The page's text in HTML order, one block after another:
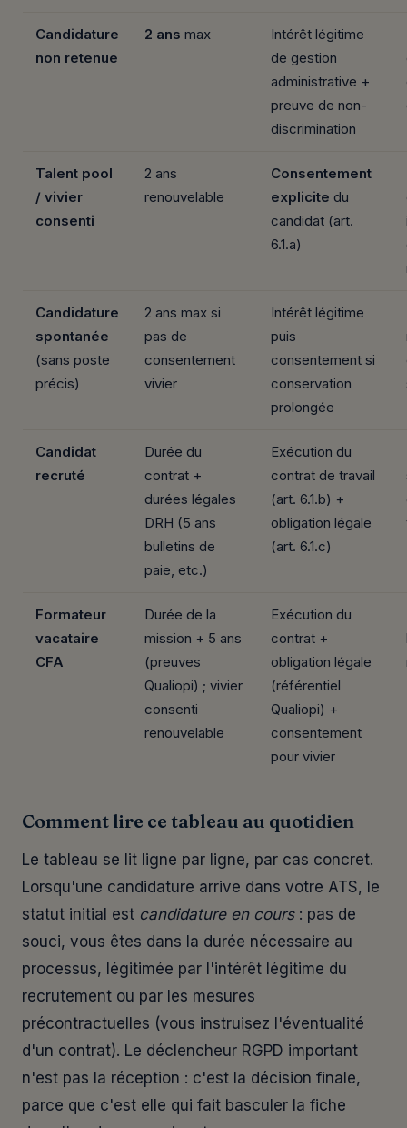
Candidature
non retenue
2 ans max
Intérêt légitime
de gestion
administrative +
preuve de non-
discrimination
Talent pool
/ vivier
consenti
2 ans
renouvelable
Consentement
explicite du
candidat (art.
6.1.a)
Candidature
spontanée
(sans poste
précis)
2 ans max si
pas de
consentement
vivier
Intérêt légitime
puis
consentement si
conservation
prolongée
Candidat
recruté
Durée du
contrat +
durées légales
DRH (5 ans
bulletins de
paie, etc.)
Exécution du
contrat de travail
(art. 6.1.b) +
obligation légale
(art. 6.1.c)
Formateur
vacataire
CFA
Durée de la
mission + 5 ans
(preuves
Qualiopi) ; vivier
consenti
renouvelable
Exécution du
contrat +
obligation légale
(référentiel
Qualiopi) +
consentement
pour vivier
Comment lire ce tableau au quotidien
Le tableau se lit ligne par ligne, par cas concret.
Lorsqu'une candidature arrive dans votre ATS, le
statut initial est candidature en cours: pas de
souci, vous êtes dans la durée nécessaire au
processus, légitimée par l'intérêt légitime du
recrutement ou par les mesures
précontractuelles (vous instruisez l'éventualité
d'un contrat). Le déclencheur RGPD important
n'est pas la réception : c'est la décision finale,
parce que c'est elle qui fait basculer la fiche